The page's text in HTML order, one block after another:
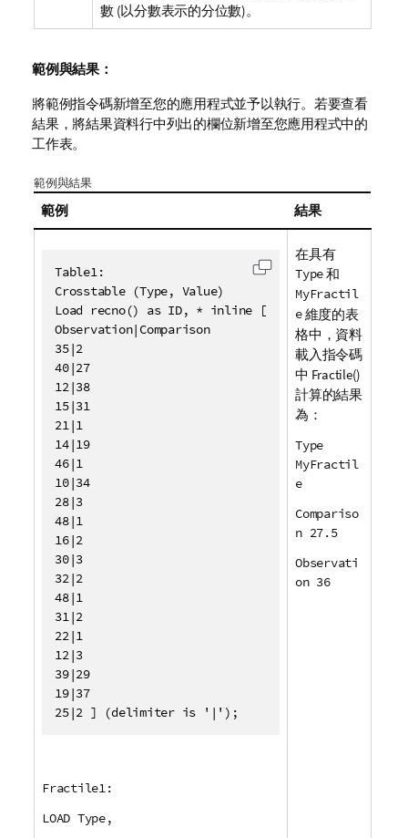
數 (以分數表示的分位數)。
範例與結果：
將範例指令碼新增至您的應用程式並予以執行。若要查看
結果，將結果資料行中列出的欄位新增至您應用程式中的
工作表。
範例與結果
範例 結果
Table1:
Crosstable (Type, Value)
Load recno() as ID, * inline [
Observation|Comparison
35|2
40|27
12|38
15|31
21|1
14|19
46|1
10|34
28|3
48|1
16|2
30|3
32|2
48|1
31|2
22|1
12|3
39|29
19|37
25|2 ] (delimiter is '|');
將代碼複製到剪貼簿
Fractile1:
LOAD Type,
在具有
Type和
MyFractil
e維度的表
格中，資料
載入指令碼
中 Fractile()
計算的結果
為：
Type
MyFractil
e
Compariso
n 27.5
Observati
on 36